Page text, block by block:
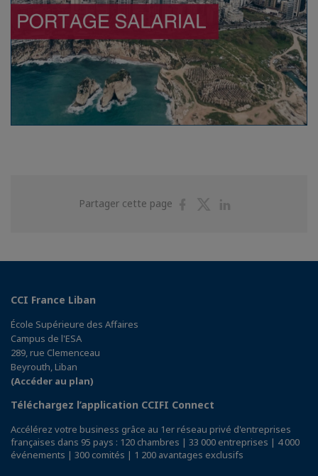
Partager cette page
PartagerPartager
CCI France Liban
École Supérieure des Affaires
Campus de l'ESA
289, rue Clemenceau
Beyrouth, Liban
(Accéder au plan)
Téléchargez l’application CCIFI Connect
Accélérez votre business grâce au 1er réseau privé d'entreprises
françaises dans 95 pays : 120 chambres | 33 000 entreprises | 4 000
événements | 300 comités | 1 200 avantages exclusifs